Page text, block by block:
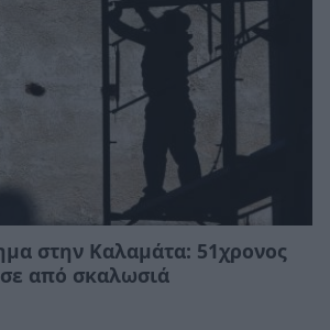
στην Καλαμάτα: 51χρονος
από σκαλωσιά